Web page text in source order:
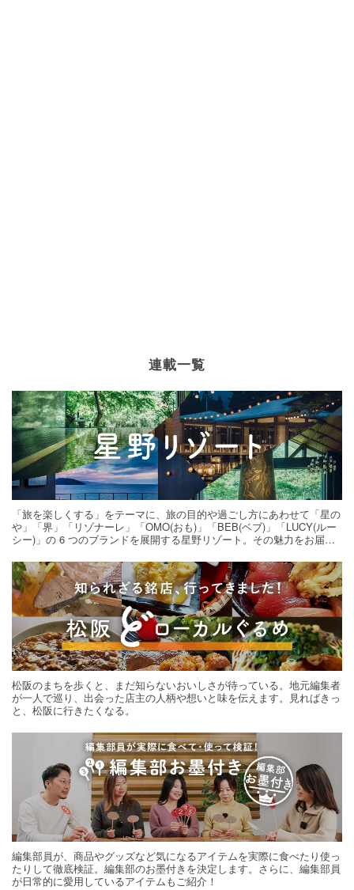
連載一覧
「旅を楽しくする」をテーマに、旅の目的や過ごし方にあわせて「星の
や」「界」「リゾナーレ」「OMO(おも)」「BEB(ベブ)」「LUCY(ルー
シー)」の 6 つのブランドを展開する星野リゾート。その魅力をお届け
松阪のまちを歩くと、まだ知らないおいしさが待っている。地元編集者
が一人で巡り、出会った店主の人柄や想いと味を伝えます。見ればきっ
と、松阪に行きたくなる。
編集部員が、商品やグッズなど気になるアイテムを実際に食べたり使っ
たりして徹底検証。編集部のお墨付きを決定します。さらに、編集部員
が日常的に愛用しているアイテムもご紹介！